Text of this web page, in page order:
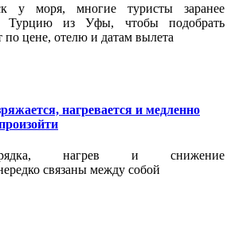
у моря, многие туристы заранее
Турцию из Уфы, чтобы подобрать
цене, отелю и датам вылета
нагревается и медленно
нагрев и снижение
связаны между собой